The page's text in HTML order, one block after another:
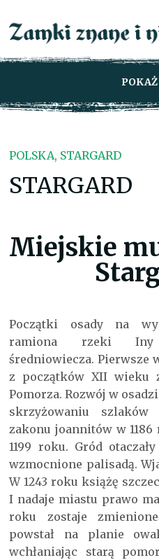
POLSKA, STARGARD
STARGARD
Miejskie
Początki osady na
ramiona rzeki Iny
średniowiecza. Pierwsze
z początków XII wieku
Pomorza. Rozwój w
skrzyżowaniu szlaków
zakonu joannitów w
1199 roku. Gród
wzmocnione palisadą.
W 1243 roku książę
I nadaje miastu prawo
roku zostaje
powstał na planie
wchłaniając starą